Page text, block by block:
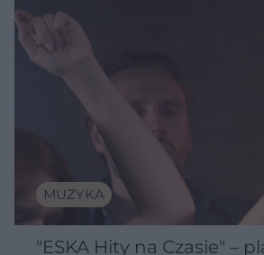
MUZYKA
"ESKA Hity na Czasie" –